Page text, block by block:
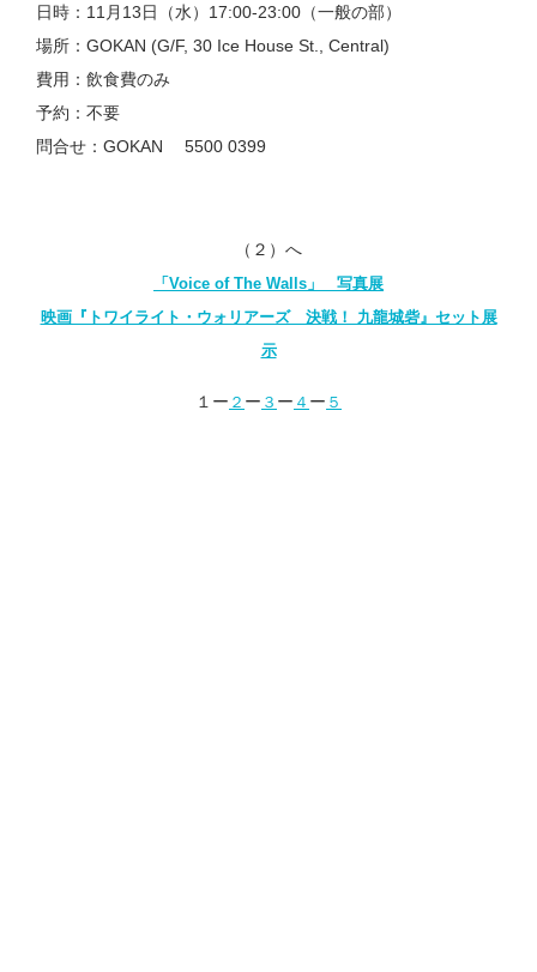
日時：11月13日（水）17:00-23:00（一般の部）
場所：GOKAN (G/F, 30 Ice House St., Central)
費用：飲食費のみ
予約：不要
問合せ：GOKAN 5500 0399
（２）へ
「Voice of The Walls」 写真展
映画『トワイライト・ウォリアーズ 決戦！ 九龍城砦』セット展
示
１ー ２ ー ３ ー ４ ー ５